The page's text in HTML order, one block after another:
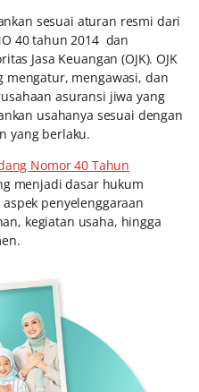
sesuai aturan resmi dari
40 tahun 2014 dan
Jasa Keuangan (OJK). OJK
mengatur, mengawasi, dan
asuransi jiwa yang
usahanya sesuai dengan
yang berlaku.
Nomor 40 Tahun
menjadi dasar hukum
penyelenggaraan
kegiatan usaha, hingga